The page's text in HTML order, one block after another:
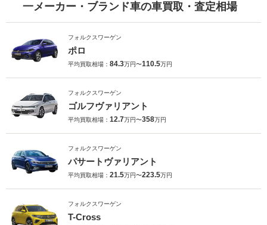
一メーカー・ブランド車の車買取・査定相場
フォルクスワーゲン
ポロ
平均買取相場： 84.3万円〜110.5万円
フォルクスワーゲン
ゴルフヴァリアント
平均買取相場： 12.7万円〜358万円
フォルクスワーゲン
パサートヴァリアント
平均買取相場： 21.5万円〜223.5万円
フォルクスワーゲン
T-Cross